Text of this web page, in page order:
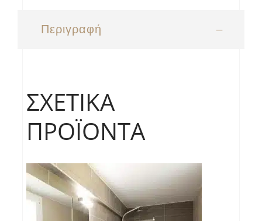
Περιγραφή
ΣΧΕΤΙΚΆ
ΠΡΟΪΌΝΤΑ